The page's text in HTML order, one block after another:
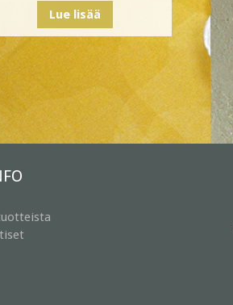
Lue lisää